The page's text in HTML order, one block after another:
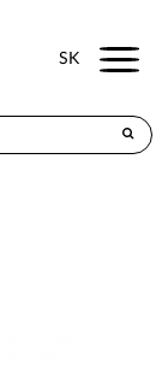
SK Menu